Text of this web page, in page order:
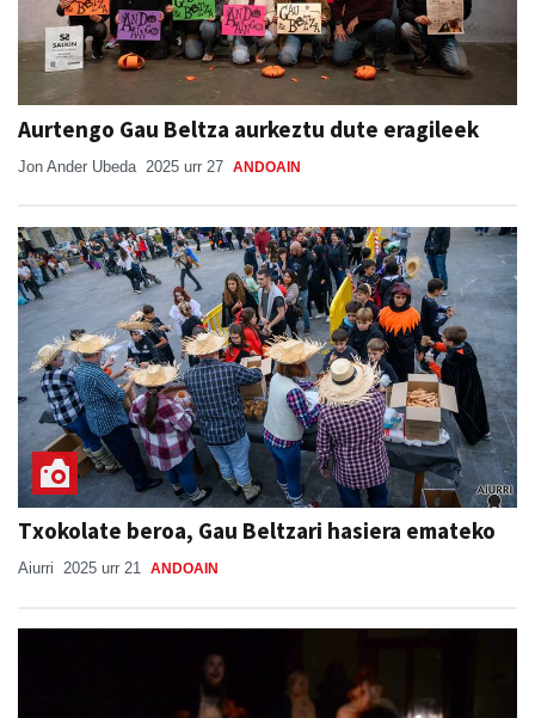
Aurtengo Gau Beltza aurkeztu dute eragileek
Jon Ander Ubeda 2025 urr 27 ANDOAIN
Txokolate beroa, Gau Beltzari hasiera emateko
Aiurri 2025 urr 21 ANDOAIN